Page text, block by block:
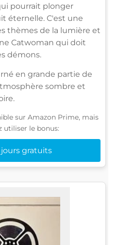
pourrait plonger
éternelle. C'est une
thèmes de la lumière et
Catwoman qui doit
démons.
en grande partie de
sombre et
sur Amazon Prime, mais
utiliser le bonus:
gratuits